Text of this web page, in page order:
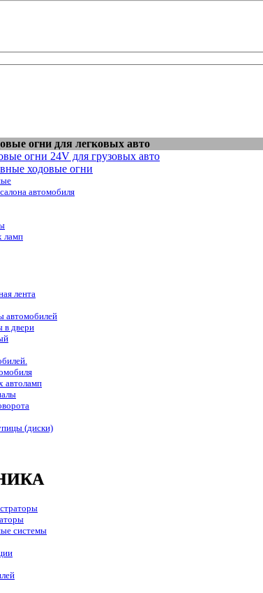
огни для легковых авто
огни 24V для грузовых авто
ходовые огни
автомобиля
ламп
лента
автомобилей
в двери
автоламп
(диски)
системы